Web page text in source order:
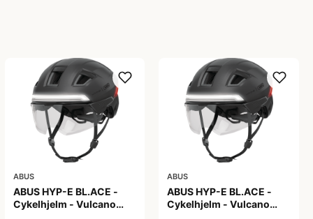
ABUS
ABUS HYP-E BL.ACE -
Cykelhjelm - Vulcano
ABUS
ABUS HYP-E BL.ACE -
Cykelhjelm - Vulcano